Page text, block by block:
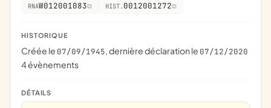
RNAW012001083 HIST. 0012001272
HISTORIQUE
Créée le 07/09/1945, dernière déclaration le 07/12/2020
4 évènements
DÉTAILS